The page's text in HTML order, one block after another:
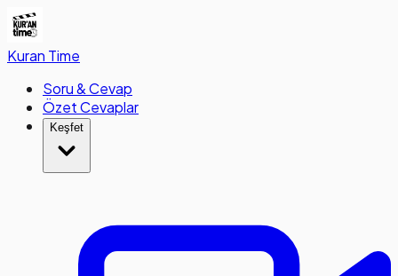
Kuran Time
Soru & Cevap
Özet Cevaplar
Keşfet